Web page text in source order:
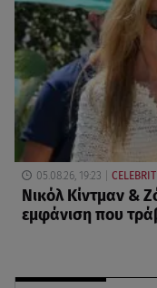
05.08.26, 19:23
Νικόλ Κίντμαν &
εμφάνιση που